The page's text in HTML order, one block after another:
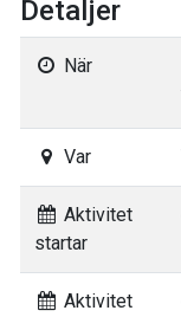
Detaljer
När
Var
Aktivitet
startar
Aktivitet